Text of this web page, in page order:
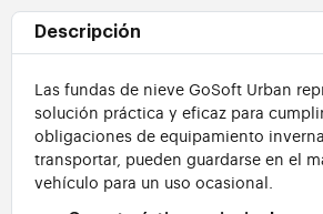
Descripción
Las fundas de nieve GoSoft Urban
solución práctica y eficaz para
obligaciones de equipamiento
transportar, pueden guardarse en el
vehículo para un uso ocasional.